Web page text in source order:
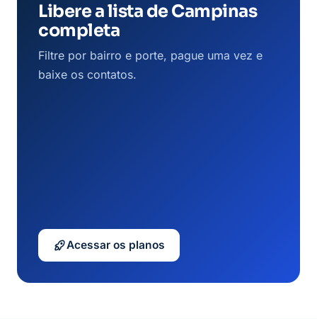
Libere a lista de Campinas
completa
Filtre por bairro e porte, pague uma vez e
baixe os contatos.
Acessar os planos